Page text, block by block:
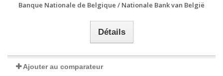
Banque Nationale de Belgique / Nationale Bank van België
Détails
Ajouter au comparateur